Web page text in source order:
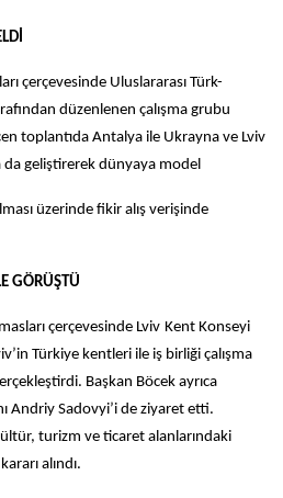
çerçevesinde Uluslararası Türk-
düzenlenen çalışma grubu
toplantıda Antalya ile Ukrayna ve Lviv
da geliştirerek dünyaya model
üzerinde fikir alış verişinde
GÖRÜŞTÜ
çerçevesinde Lviv Kent Konseyi
Türkiye kentleri ile iş birliği çalışma
Başkan Böcek ayrıca
Andriy Sadovyi’i de ziyaret etti.
turizm ve ticaret alanlarındaki
alındı.